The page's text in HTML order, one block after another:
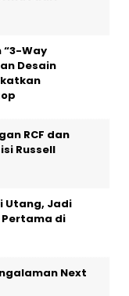
“3-Way
Desain
RCF dan
Russell
Utang, Jadi
di
Next